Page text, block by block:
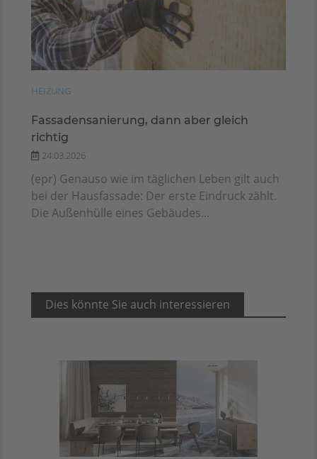
HEIZUNG
Fassadensanierung, dann aber gleich
richtig
24.03.2026
(epr) Genauso wie im täglichen Leben gilt auch
bei der Hausfassade: Der erste Eindruck zählt.
Die Außenhülle eines Gebäudes...
Dies könnte Sie auch interessieren